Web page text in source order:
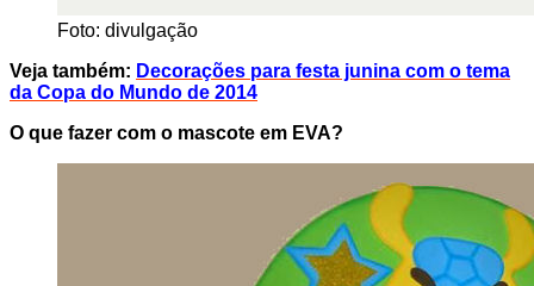
Foto: divulgação
Veja também: Decorações para festa junina com o tema
da Copa do Mundo de 2014
O que fazer com o mascote em EVA?